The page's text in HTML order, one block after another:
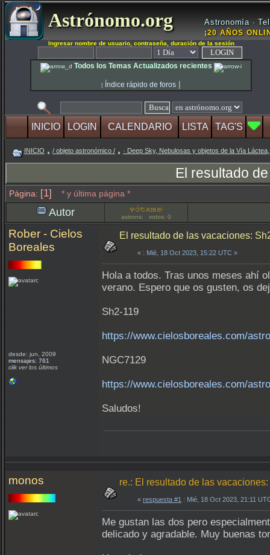
Astrónomo.org Astronomía ·
¡20 AÑOS
Ingresar nombre de usuario, contraseña, duración de la sesión
Todos los Temas Actualizados recientes
| Índice rápido de foros |
INICIO LOGIN CALENDARIO LISTA TAG'S
INICIO / objeto astronómico / · Deep Sky, Nebulosas y objetos de la Vía
El resultado
Página: [1] * y última página *
Autor astrons: votos: 0
Rober - Cielos
Boreales
desde: jun, 2009
mensajes: 761
clik ver los últimos
El resultado de las vacaciones:
« : Mié, 18 Oct 2023, 15:22 UTC »
Hola a todos. Tras unos meses ahí
verano. Espero que os gusten, os
Sh2-119
https://www.cielosboreales.com/
NGC7129
https://www.cielosboreales.com/
Saludos!
monos re.: El resultado de las
« respuesta #1 : Mié, 18 Oct 2023, 21:11
Me gustan las dos pero
delicado y agradable. Muy buenas